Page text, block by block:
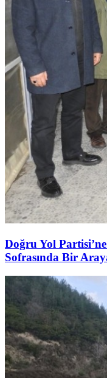
Doğru Yol
Sofrasında Bir